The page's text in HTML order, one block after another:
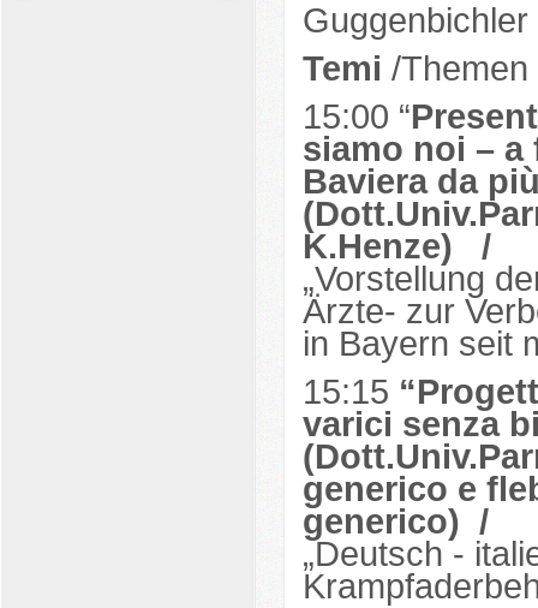
Temi /Themen
15:00 “
siamo noi –
Baviera da
K.Henze)
/
„Vorstellung
Ärzte- zur
in Bayern seit
15:15
varici senza
generico e
generico) /
„Deutsch -